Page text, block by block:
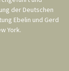
der Deutschen
Ebelin und Gerd
York.